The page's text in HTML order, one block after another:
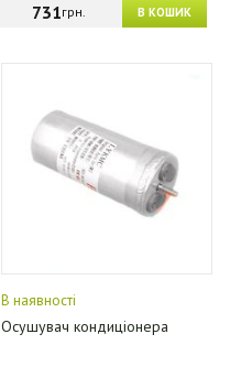
В КОШИК
731грн.
В наявності
Осушувач кондиціонера